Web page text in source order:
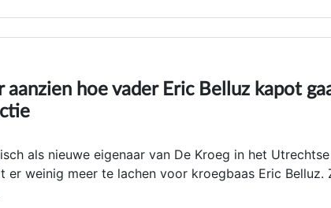
aanzien hoe vader Eric Belluz kapot
als nieuwe eigenaar van De Kroeg in het Utrechtse
weinig meer te lachen voor kroegbaas Eric Belluz.